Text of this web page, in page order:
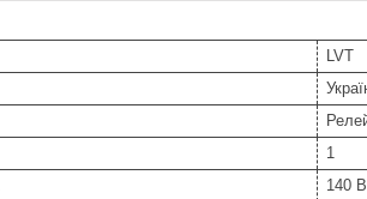
LVT
1
140 В